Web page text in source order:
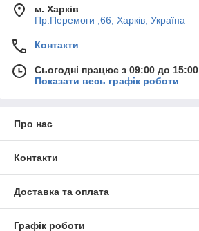
м. Харків
Пр.Перемоги ,66, Харків, Україна
Контакти
Сьогодні працює з 09:00 до 15:00
Показати весь графік роботи
Про нас
Контакти
Доставка та оплата
Графік роботи